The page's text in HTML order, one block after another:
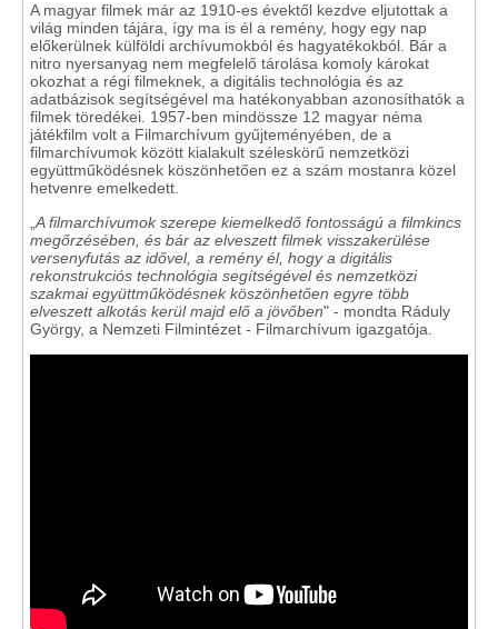
A magyar filmek már az 1910-es évektől kezdve eljutottak a
világ minden tájára, így ma is él a remény, hogy egy nap
előkerülnek külföldi archívumokból és hagyatékokból. Bár a
nitro nyersanyag nem megfelelő tárolása komoly károkat
okozhat a régi filmeknek, a digitális technológia és az
adatbázisok segítségével ma hatékonyabban azonosíthatók a
filmek töredékei. 1957-ben mindössze 12 magyar néma
játékfilm volt a Filmarchívum gyűjteményében, de a
filmarchívumok között kialakult széleskörű nemzetközi
együttműködésnek köszönhetően ez a szám mostanra közel
hetvenre emelkedett.
A filmarchívumok szerepe kiemelkedő fontosságú a filmkincs
megőrzésében, és bár az elveszett filmek visszakerülése
versenyfutás az idővel, a remény él, hogy a digitális
rekonstrukciós technológia segítségével és nemzetközi
szakmai együttműködésnek köszönhetően egyre több
elveszett alkotás kerül majd elő a jövőben" - mondta Ráduly
György, a Nemzeti Filmintézet - Filmarchívum igazgatója.